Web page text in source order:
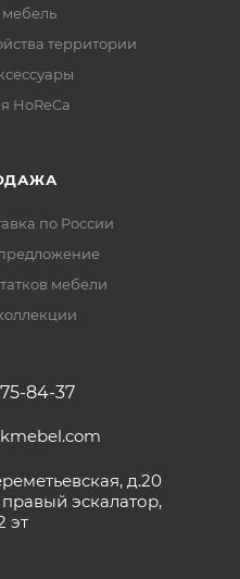
мебель
территории
HoReCa
по России
мебели
84-37
д.20
эскалатор,
эт